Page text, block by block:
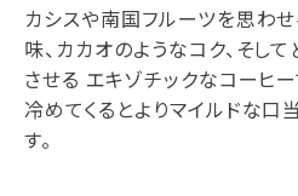
カシスや南国フルーツを思わ
味、カカオのようなコク、そし
させる エキゾチックなコーヒー
冷めてくるとよりマイルドな口
す。